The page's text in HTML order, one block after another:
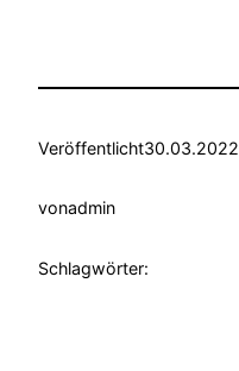
Veröffentlicht30.03.2022
vonadmin
Schlagwörter: